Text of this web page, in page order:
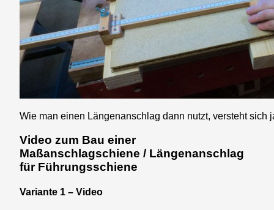
Wie man einen Längenanschlag dann nutzt, versteht sich
Video zum Bau einer
Maßanschlagschiene / Längenanschlag
für Führungsschiene
Variante 1 – Video